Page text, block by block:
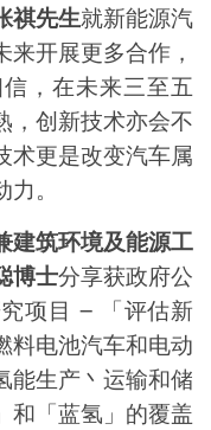
祺先生就新能源汽
开展更多合作，
，在未来三至五
，创新技术亦会不
术更是改变汽车属
。
建筑环境及能源工
博士分享获政府公
项目 –
「评估新
料电池汽车和电动
能生产丶运输和储
和「蓝氢」的覆盖